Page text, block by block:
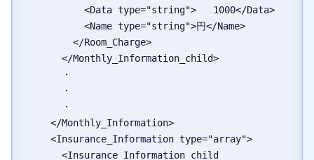
          <Data type="string">   1000</Data>
          <Name type="string">円</Name>
        </Room_Charge>
      </Monthly_Information_child>
      ・
      ・
      ・
    </Monthly_Information>
    <Insurance_Information type="array">